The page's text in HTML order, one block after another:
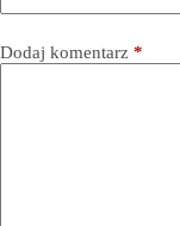
Dodaj komentarz *